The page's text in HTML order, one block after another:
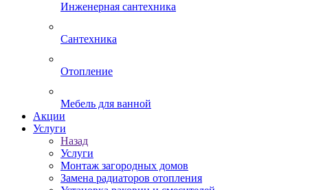
Инженерная сантехника
Сантехника
Отопление
Мебель для ванной
Акции
Услуги
Назад
Услуги
Монтаж загородных домов
Замена радиаторов отопления